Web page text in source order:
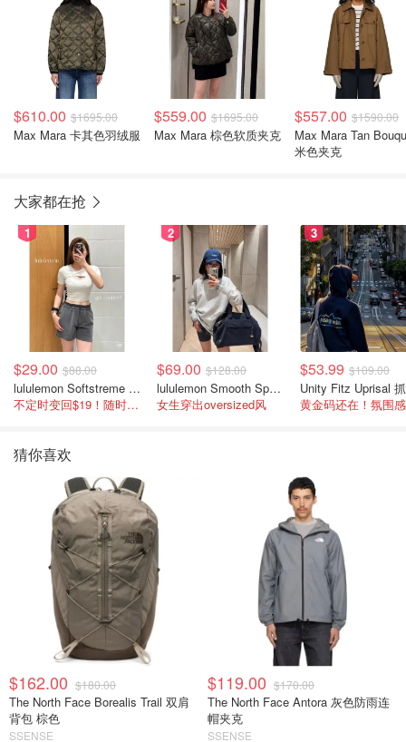
$610.00 $1695.00
Max Mara 卡其色羽绒服
$559.00 $1695.00
Max Mara 棕色软质夹克
$557.00 $1590.00
Max Mara Tan
米色夹克
大家都在抢
1
$29.00 $88.00
lululemon Softstreme 女士高腰短裤 10cm
不定时变回$19！随时点进来看
2
$69.00 $128.00
lululemon Smooth Spacer 经典卫衣
女生穿出oversized风
3
$53.99 $109.00
猜你喜欢
$162.00 $180.00
The North Face Borealis Trail 双肩
背包 棕色
SSENSE
$119.00 $170.00
The North Face Antora 灰色防雨连
帽夹克
SSENSE